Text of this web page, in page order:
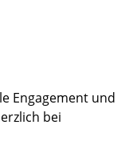
Engagement und
bei